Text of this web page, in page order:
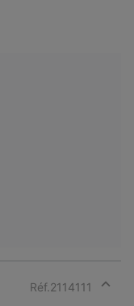
Réf.2114111